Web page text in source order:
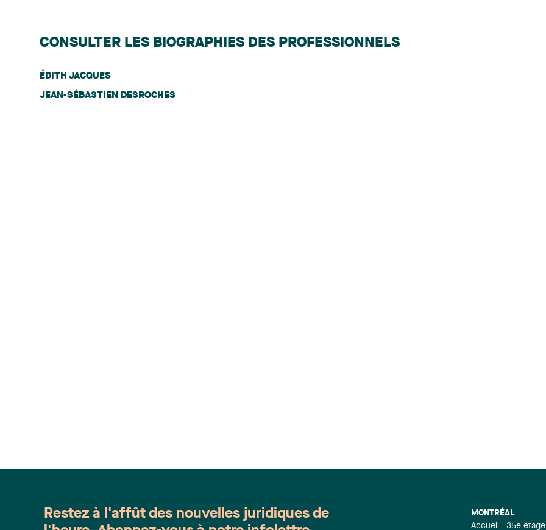
CONSULTER LES BIOGRAPHIES DES PROFESSIONNELS
ÉDITH JACQUES
JEAN-SÉBASTIEN DESROCHES
MONTRÉAL
Accueil : 35e étage
Restez à l'affût des nouvelles juridiques de